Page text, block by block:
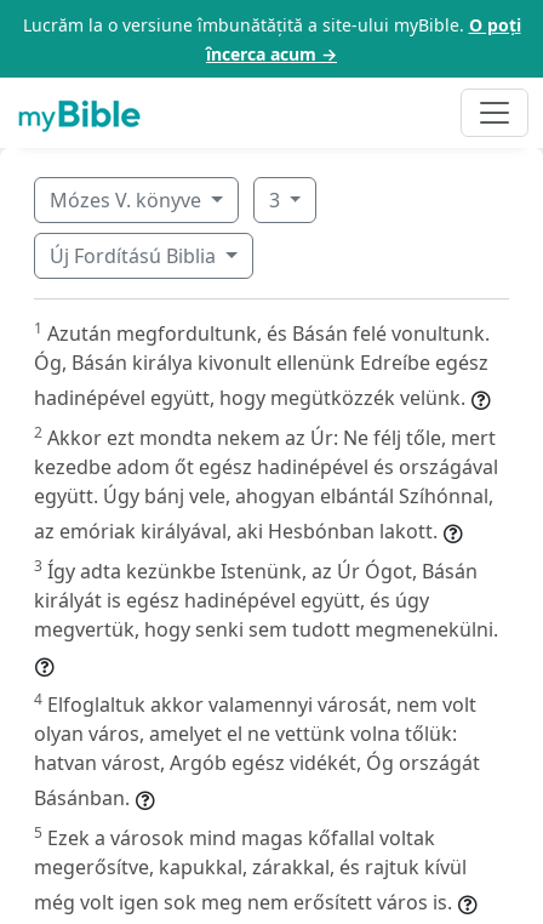
Lucrăm la o versiune îmbunătățită a site-ului myBible. O poți
încerca acum →
Mózes V. könyve 3
Új Fordítású Biblia
1 Azután megfordultunk, és Básán felé vonultunk.
Óg, Básán királya kivonult ellenünk Edreíbe egész
hadinépével együtt, hogy megütközzék velünk.
2 Akkor ezt mondta nekem az Úr: Ne félj tőle, mert
kezedbe adom őt egész hadinépével és országával
együtt. Úgy bánj vele, ahogyan elbántál Szíhónnal,
az emóriak királyával, aki Hesbónban lakott.
3 Így adta kezünkbe Istenünk, az Úr Ógot, Básán
királyát is egész hadinépével együtt, és úgy
megvertük, hogy senki sem tudott megmenekülni.
4 Elfoglaltuk akkor valamennyi városát, nem volt
olyan város, amelyet el ne vettünk volna tőlük:
hatvan várost, Argób egész vidékét, Óg országát
Básánban.
5 Ezek a városok mind magas kőfallal voltak
megerősítve, kapukkal, zárakkal, és rajtuk kívül
még volt igen sok meg nem erősített város is.